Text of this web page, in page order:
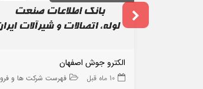
الکترو جوش اصفهان
10 ماه قبل فهرست شرکت ها و فروشگاه ها